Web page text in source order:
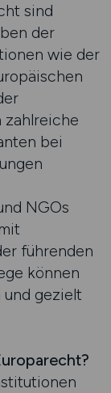
sind
der
wie der
zahlreiche
bei
NGOs
führenden
können
gezielt